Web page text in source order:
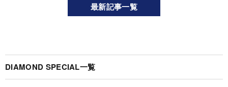
最新記事一覧
DIAMOND SPECIAL一覧